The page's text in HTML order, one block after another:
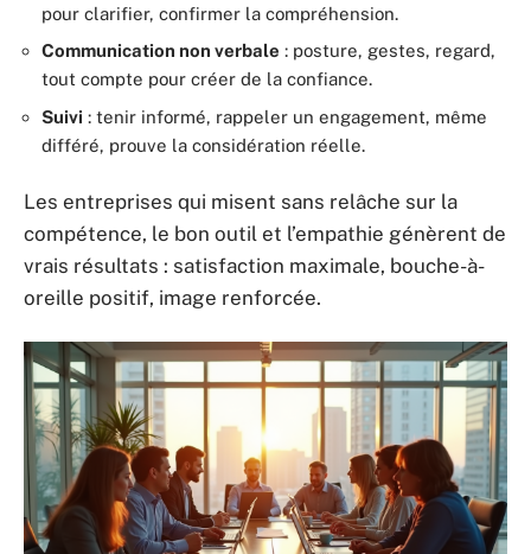
pour clarifier, confirmer la compréhension.
Communication non verbale : posture, gestes, regard,
tout compte pour créer de la confiance.
Suivi : tenir informé, rappeler un engagement, même
différé, prouve la considération réelle.
Les entreprises qui misent sans relâche sur la
compétence, le bon outil et l’empathie génèrent de
vrais résultats : satisfaction maximale, bouche-à-
oreille positif, image renforcée.